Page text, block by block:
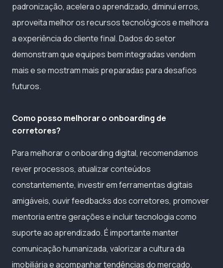
padronização, acelera o aprendizado, diminui erros,
aproveita melhor os recursos tecnológicos e melhora
a experiência do cliente final. Dados do setor
demonstram que equipes bem integradas vendem
mais e se mostram mais preparadas para desafios
futuros.
Como posso melhorar o onboarding de
corretores?
Para melhorar o onboarding digital, recomendamos
rever processos, atualizar conteúdos
constantemente, investir em ferramentas digitais
amigáveis, ouvir feedbacks dos corretores, promover
mentoria entre gerações e incluir tecnologia como
suporte ao aprendizado. É importante manter
comunicação humanizada, valorizar a cultura da
imobiliária e acompanhar tendências do mercado.